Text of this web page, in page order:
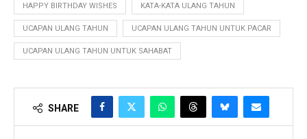
HAPPY BIRTHDAY WISHES KATA-KATA ULANG TAHUN
UCAPAN ULANG TAHUN UCAPAN ULANG TAHUN UNTUK PACAR
UCAPAN ULANG TAHUN UNTUK SAHABAT
SHARE